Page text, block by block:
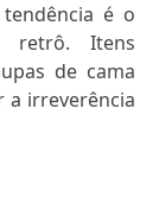
é o
retrô. Itens
de cama
a irreverência